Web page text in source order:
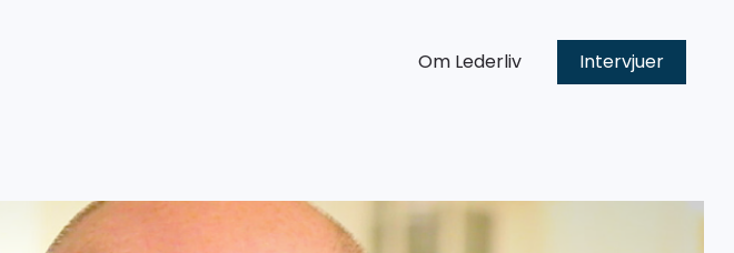
Om Lederliv Intervjuer